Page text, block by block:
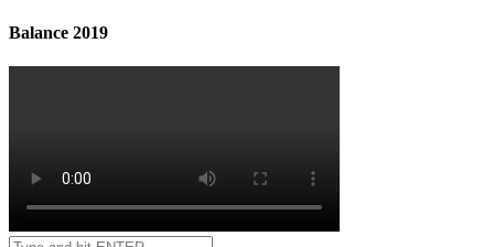
Balance 2019